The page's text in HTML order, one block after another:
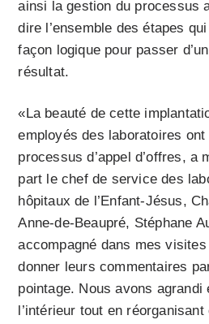
ainsi la gestion du processus
dire l’ensemble des étapes
façon logique pour passer
résultat.
«La beauté de cette
employés des laboratoires
processus d’appel d’offres, a
part le chef de service des
hôpitaux de l’Enfant-Jésus,
Anne-de-Beaupré, Stéphane
accompagné dans mes
donner leurs commentaires
pointage. Nous avons agrandi
l’intérieur tout en